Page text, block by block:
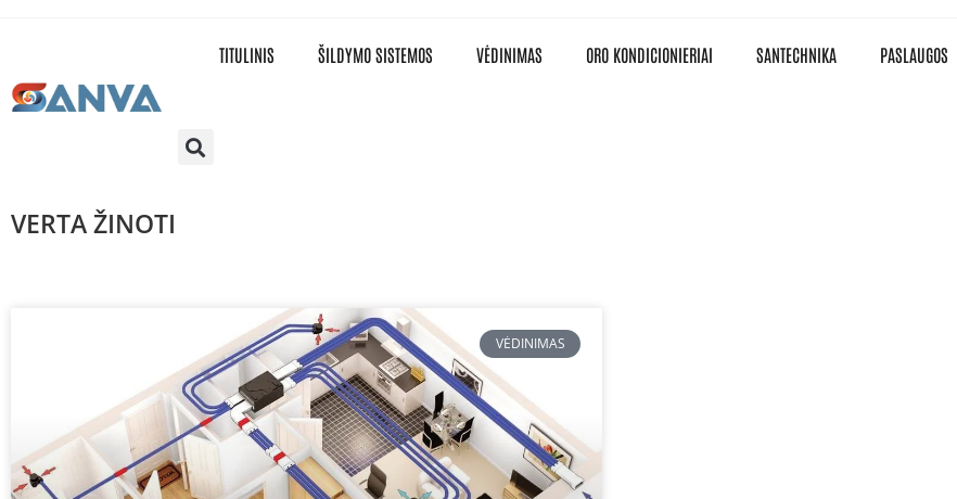
TITULINIS ŠILDYMO SISTEMOS VĖDINIMAS ORO KONDICIONIERIAI SANTECHNIKA PASLAUGOS
VERTA ŽINOTI
VĖDINIMAS